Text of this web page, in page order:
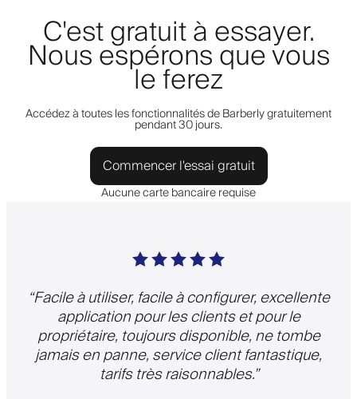
C'est gratuit à essayer.
Nous espérons que vous
le ferez
Accédez à toutes les fonctionnalités de Barberly gratuitement
pendant 30 jours.
Commencer l'essai gratuit
Aucune carte bancaire requise
“Facile à utiliser, facile à configurer, excellente
application pour les clients et pour le
propriétaire, toujours disponible, ne tombe
jamais en panne, service client fantastique,
tarifs très raisonnables.”